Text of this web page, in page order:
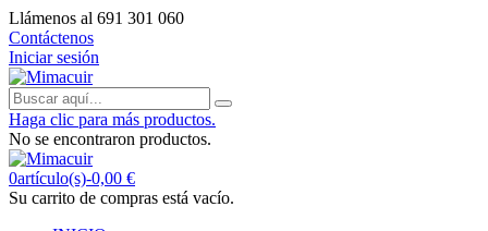
Llámenos al 691 301 060
Contáctenos
Iniciar sesión
Haga clic para más productos.
No se encontraron productos.
0artículo(s)-0,00 €
Su carrito de compras está vacío.